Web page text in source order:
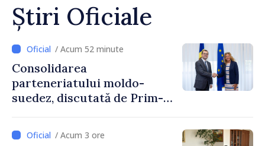
Știri Oficiale
/ Acum 52 minute
Consolidarea
parteneriatului moldo-
suedez, discutată de Prim-
Ambasadoarea Suediei,
Petra Lärke/ Acum 3 ore